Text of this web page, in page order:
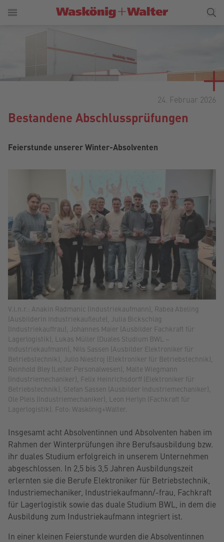
24. Februar 2026
Bestandene Abschlussprüfungen
Feierstunde unserer Winter-Absolventen
V.l.n.r.: Anakin Radmanic (Industriekaufmann), Rabea Abeling
(Ausbilderin Industriekaufleute), Julia Bickschlag
(Industriekauffrau), Johannes Maier (Ausbilder Fachkraft für
Lagerlogistik), Lukas Müller (Duales Studium BWL –
Industriekaufmann), Nils Sassen (Ausbilder Elektroniker für
Betriebstechnik), Julio Niestroj (Elektroniker für Betriebstechnik),
Reinhold Bley (Leiter Personalwesen), Malte Wiegmann
(Industriemechaniker), Felix Heinrichsdorff (Elektroniker für
Betriebstechnik), Stefan Sassen (Ausbilder Industriemechaniker),
Ole Pleis (Industriemechaniker), Leon Herlyn (Fachkraft für
Lagerlogistik). Foto: Waskönig+Walter.
Insgesamt acht Absolventinnen und Absolventen haben im
Rahmen der Winterprüfungen ihre Berufsausbildung bzw.
ihr duales Studium erfolgreich in unserem Unternehmen
abgeschlossen. In 2,5 bis 3,5 Jahren Ausbildungszeit
erlernten sie die Berufe Elektroniker für Betriebstechnik,
Industriemechaniker, Industriekaufmann/-frau, Fachkraft
für Lagerlogistik sowie das duale Studium BWL, in dem die
Ausbildung zum Industriekaufmann integriert ist.
In einer kleinen Feierstunde wurden die Absolventinnen